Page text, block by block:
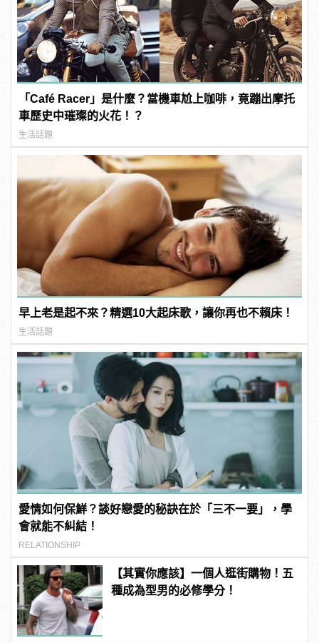
「Café Racer」是什麼？當機車尬上咖啡，竟蹦出摩托
車歷史中璀璨的火花！？
生活話題
早上老是起不來？精選10大起床歌，讓你再也不賴床！
生活話題
愛情如何保鮮？談好戀愛的秘訣在於「三不一要」，學
會就能不糾結！
RELATIONSHIP
【其實你應該】一個人逛街購物！五
種成為型男的必修學分！